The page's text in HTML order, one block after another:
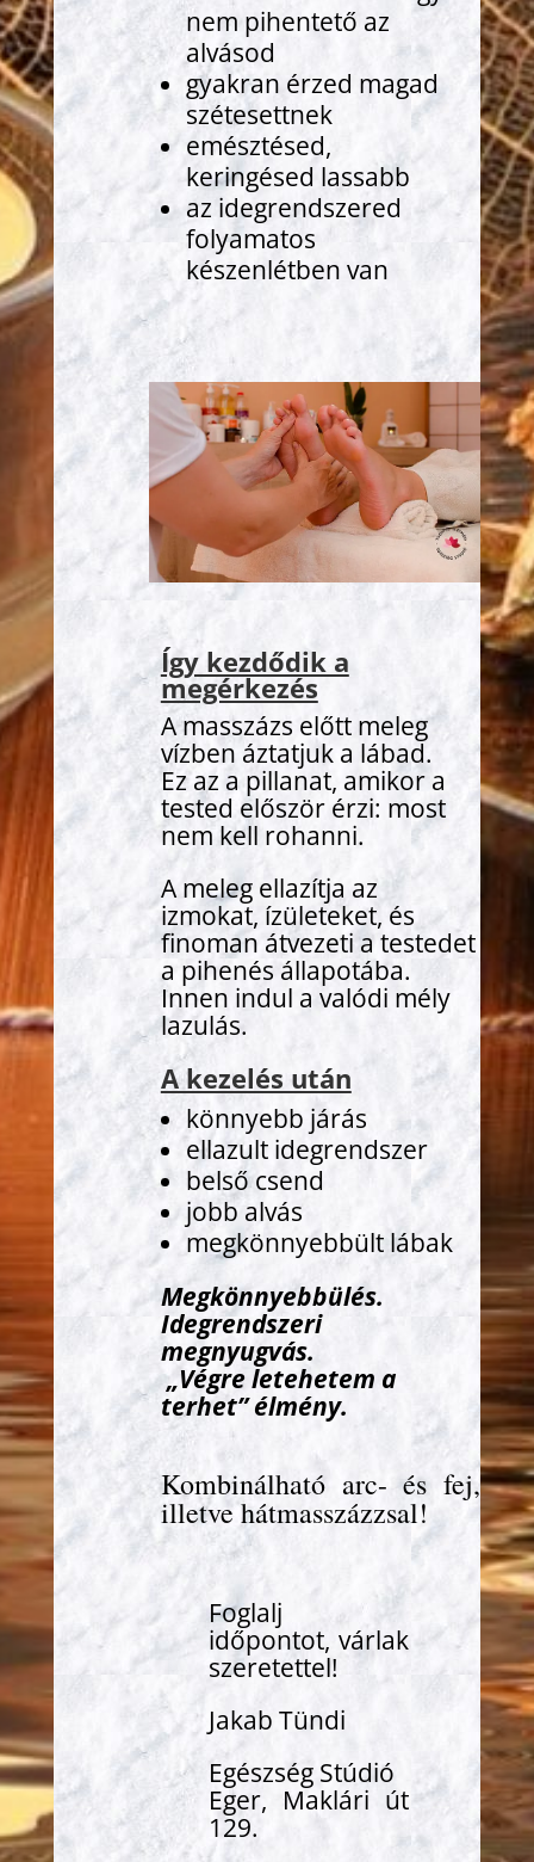
nem pihentető az
alvásod
gyakran érzed magad
szétesettnek
emésztésed,
keringésed lassabb
az idegrendszered
folyamatos
készenlétben van
Így kezdődik a
megérkezés
A masszázs előtt meleg
vízben áztatjuk a lábad.
Ez az a pillanat, amikor a
tested először érzi: most
nem kell rohanni.
A meleg ellazítja az
izmokat, ízületeket, és
finoman átvezeti a testedet
a pihenés állapotába.
Innen indul a valódi mély
lazulás.
A kezelés után
könnyebb járás
ellazult idegrendszer
belső csend
jobb alvás
megkönnyebbült lábak
Megkönnyebbülés.
Idegrendszeri
megnyugvás.
„Végre letehetem a
terhet” élmény.
Kombinálható arc- és fej,
illetve hátmasszázzsal!
Foglalj
időpontot, várlak
szeretettel!
Jakab Tündi
Egészség Stúdió
Eger, Maklári út
129.